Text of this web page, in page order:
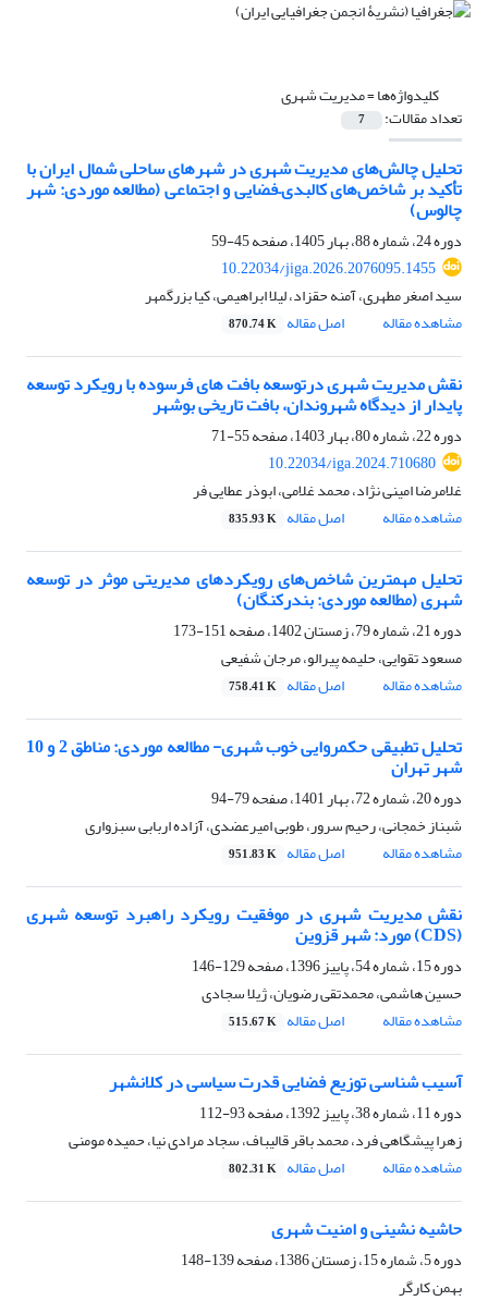
کلیدواژه‌ها =مدیریت شهری
تعداد مقالات: 7
تحلیل چالش‌های مدیریت شهری در شهرهای ساحلی شمال ایران با
تأکید بر شاخص‌های کالبدی–فضایی و اجتماعی (مطالعه موردی: شهر
چالوس)
دوره 24، شماره 88، بهار 1405، صفحه
45-59
10.22034/jiga.2026.2076095.1455
سید اصغر مطهری، آمنه حقزاد، لیلا ابراهیمی، کیا بزرگمهر
مشاهده مقاله
اصل مقاله 870.74 K
نقش مدیریت شهری درتوسعه بافت های فرسوده با رویکرد توسعه
پایدار از دیدگاه شهروندان، بافت تاریخی بوشهر
دوره 22، شماره 80، بهار 1403، صفحه
55-71
10.22034/iga.2024.710680
غلامرضا امینی نژاد، محمد غلامی، ابوذر عطایی فر
مشاهده مقاله
اصل مقاله 835.93 K
تحلیل مهمترین شاخص‌‌های رویکردهای مدیریتی موثر در توسعه
شهری (مطالعه موردی: بندرکنگان)
دوره 21، شماره 79، زمستان 1402، صفحه
151-173
مسعود تقوایی، حلیمه پیرالو، مرجان شفیعی
مشاهده مقاله
اصل مقاله 758.41 K
تحلیل تطبیقی حکمروایی خوب شهری- مطالعه موردی: مناطق 2 و 10
شهر تهران
دوره 20، شماره 72، بهار 1401، صفحه
79-94
شبناز خمجانی، رحیم سرور، طوبی امیرعضدی، آزاده اربابی سبزواری
مشاهده مقاله
اصل مقاله 951.83 K
نقش مدیریت شهری در موفقیت رویکرد راهبرد توسعه شهری
(CDS) مورد: شهر قزوین
دوره 15، شماره 54، پاییز 1396، صفحه
129-146
حسین هاشمی، محمدتقی رضویان، ژیلا سجادی
مشاهده مقاله
اصل مقاله 515.67 K
آسیب شناسی توزیع فضایی قدرت سیاسی در کلانشهر
دوره 11، شماره 38، پاییز 1392، صفحه
93-112
زهرا پیشگاهی فرد، محمد باقر قالیباف، سجاد مرادی نیا، حمیده مومنی
مشاهده مقاله
اصل مقاله 802.31 K
حاشیه نشینی و امنیت شهری
دوره 5، شماره 15، زمستان 1386، صفحه
139-148
بهمن کارگر